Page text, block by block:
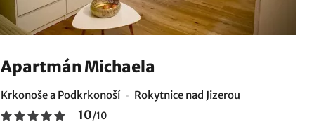
Apartmán Michaela
Krkonoše a Podkrkonoší Rokytnice nad Jizerou
10/10